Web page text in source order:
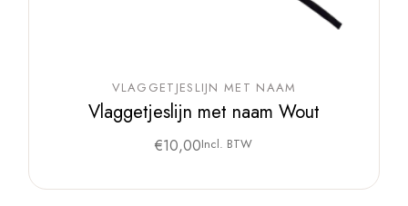
VLAGGETJESLIJN MET NAAM
Vlaggetjeslijn met naam Wout
€10,00Incl. BTW